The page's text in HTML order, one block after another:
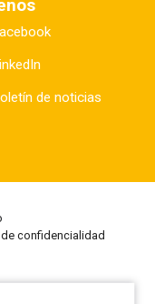
de noticias
confidencialidad